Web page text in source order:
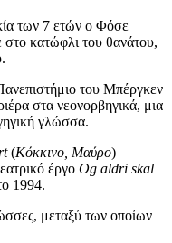
των 7 ετών ο Φόσε
κατώφλι του θανάτου,
του Μπέργκεν
στα νεονορβηγικά, μια
γλώσσα.
(Κόκκινο, Μαύρο)
έργο Og aldri skal
1994.
μεταξύ των οποίων